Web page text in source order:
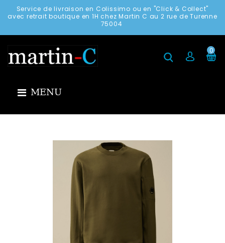
Service de livraison en Colissimo ou en "Click & Collect"
avec retrait boutique en 1H chez Martin C au 2 rue de Turenne
75004
0
MENU